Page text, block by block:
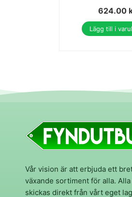
624.00
Lägg till i
Vår vision är att erbjuda ett
växande sortiment för alla.
skickas direkt från vårt eget